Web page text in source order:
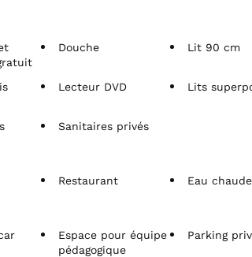
Douche Lit 90 cm
Lecteur DVD Lits
Sanitaires privés
Restaurant Eau
Espace pour équipe
pédagogique
Parking